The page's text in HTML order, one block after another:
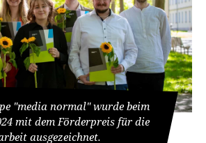
"media normal" wurde beim
mit dem Förderpreis für die
ausgezeichnet.